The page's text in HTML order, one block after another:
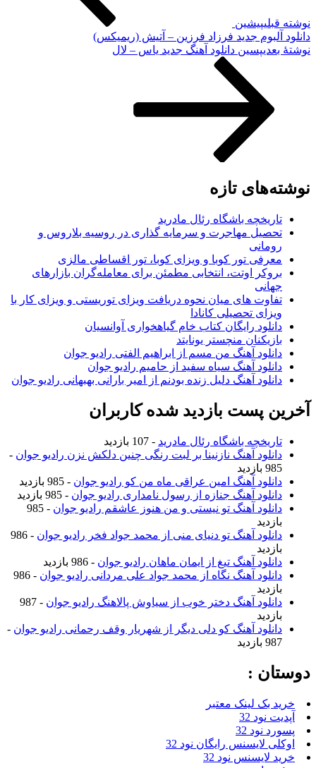
نوشته قبلیپیشین
دانلود آلبوم جدید فرزاد فرزین – آتیش (ریمیکس)
نوشته‌ٔ بعدیپسین دانلود آهنگ جدید یاس – لال
نوشته‌های تازه
تاریخچه باشگاه رئال مادرید
تحصیل مهاجرت و سرمایه گذاری در روسیه بلاروس و
رومانی
معرفی تور کوبا و ویزای کوبا، تور اقساطی مالزی
بروکر اوتت، انتخابی مطمئن برای معامله‌گران بازارهای
جهانی
تفاوت های میان نحوه دریافت ویزای توریستی و ویزای کار با
ویزای تحصیلی کانادا
دانلود رایگان کتاب خام گیاهخواری آوانسیان
بازیکنان منچستر یونایتد
دانلود آهنگ من مسم از ابراهیم الفتی رادیو جوان
دانلود آهنگ سیاه سفید از حامیم رادیو جوان
دانلود آهنگ دلیل زنده بودنم از امیر بارانی بهبهانی رادیو جوان
آخرین پست بازدید شده کاربران
تاریخچه باشگاه رئال مادرید - 107 بازدید
دانلود آهنگ نازنینا بر لبت رنگی چنین دلکش نزن رادیو جوان -
985 بازدید
دانلود آهنگ امین عراقی ماه من کو رادیو جوان - 985 بازدید
دانلود آهنگ جنازه از رسول نامداری رادیو جوان - 985 بازدید
دانلود آهنگ تو نیستی و من هنوز عاشقم رادیو جوان
- 985
بازدید
دانلود آهنگ تو دنیای منی از محمد جواد فخر رادیو جوان
- 986
بازدید
دانلود آهنگ تیغ از ایمان ماهان رادیو جوان - 986 بازدید
دانلود آهنگ نگاه از محمد جواد علی مردانی رادیو جوان
- 986
بازدید
دانلود آهنگ دختر خوب از سیاوش پالاهنگ رادیو جوان
- 987
بازدید
دانلود آهنگ کو دلی دیگر از شهریار وقف رحمانی رادیو جوان -
987 بازدید
دوستان :
خرید بک لینک معتبر
آپدیت نود 32
پسورد نود 32
اوکلی لایسنس رایگان نود 32
خرید لایسنس نود 32